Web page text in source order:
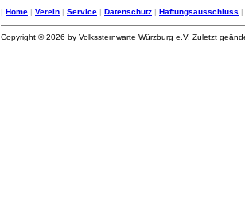
| Home | Verein | Service | Datenschutz | Haftungsausschluss |
Copyright © 2026 by Volkssternwarte Würzburg e.V. Zuletzt